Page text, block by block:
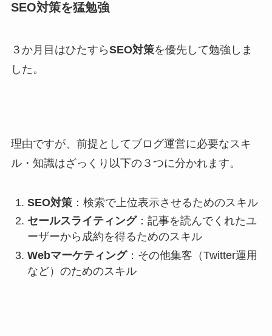
SEO対策を猛勉強
３か月目はひたすらSEO対策を優先して勉強しま
した。
理由ですが、前提としてブログ運営に必要なスキ
ル・知識はざっくり以下の３つに分かれます。
SEO対策：検索で上位表示させるためのスキル
セールスライティング：記事を読んでくれたユ
ーザーから成約を得るためのスキル
Webマーケティング：その他集客（Twitter運用
など）のためのスキル